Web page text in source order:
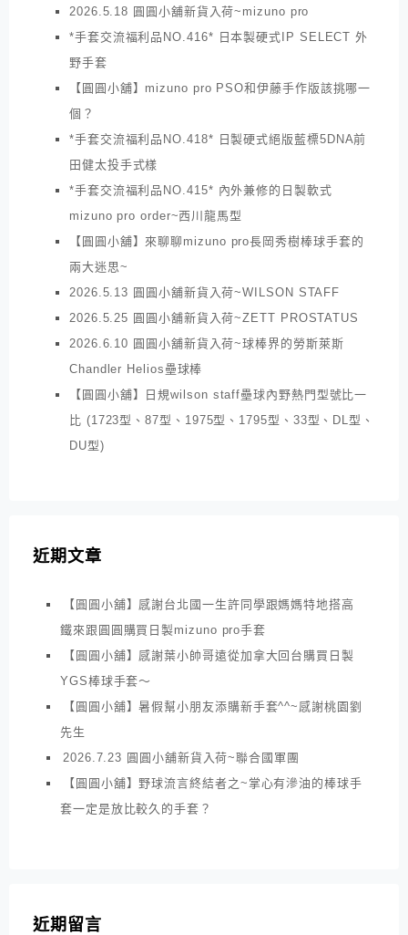
2026.5.18 圓圓小舖新貨入荷~mizuno pro
*手套交流福利品NO.416* 日本製硬式IP SELECT 外
野手套
【圓圓小舖】mizuno pro PSO和伊藤手作版該挑哪一
個？
*手套交流福利品NO.418* 日製硬式絕版藍標5DNA前
田健太投手式樣
*手套交流福利品NO.415* 內外兼修的日製軟式
mizuno pro order~西川龍馬型
【圓圓小舖】來聊聊mizuno pro長岡秀樹棒球手套的
兩大迷思~
2026.5.13 圓圓小舖新貨入荷~WILSON STAFF
2026.5.25 圓圓小舖新貨入荷~ZETT PROSTATUS
2026.6.10 圓圓小舖新貨入荷~球棒界的勞斯萊斯
Chandler Helios壘球棒
【圓圓小舖】日規wilson staff壘球內野熱門型號比一
比 (1723型、87型、1975型、1795型、33型、DL型、
DU型)
近期文章
【圓圓小舖】感謝台北國一生許同學跟媽媽特地搭高
鐵來跟圓圓購買日製mizuno pro手套
【圓圓小舖】感謝葉小帥哥遠從加拿大回台購買日製
YGS棒球手套～
【圓圓小舖】暑假幫小朋友添購新手套^^~感謝桃園劉
先生
2026.7.23 圓圓小舖新貨入荷~聯合國軍團
【圓圓小舖】野球流言終結者之~掌心有滲油的棒球手
套一定是放比較久的手套？
近期留言